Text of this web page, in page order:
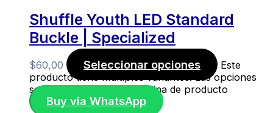
Shuffle Youth LED Standard
Buckle | Specialized
$60,00 Seleccionar opciones
Este
producto tiene múltiples variantes. Las opciones
se pueden elegir en la página de producto
Buy via WhatsApp